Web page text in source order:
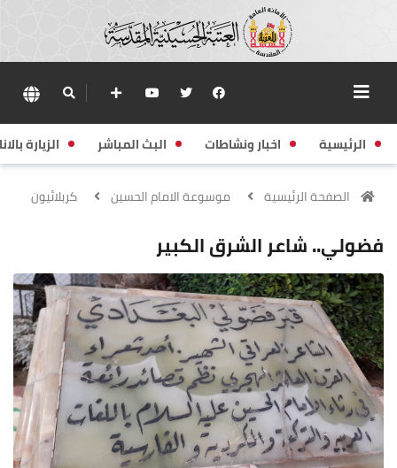
الرئيسية اخبار ونشاطات البث المباشر الزيارة
الصفحة الرئيسية موسوعة الامام الحسين كربلائيون
فضولي.. شاعر الشرق الكبير